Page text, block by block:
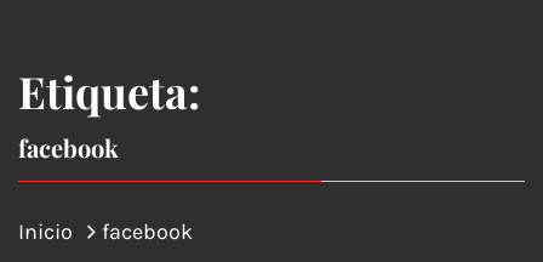
Etiqueta:
facebook
Inicio facebook